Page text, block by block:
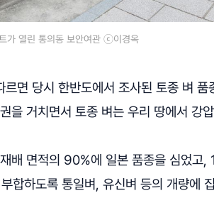
가 열린 통의동 보안여관 ⓒ이경옥
면 당시 한반도에서 조사된 토종 벼
을 거치면서 토종 벼는 우리 땅에서 강
배 면적의 90%에 일본 품종을 심었고,
합하도록 통일벼, 유신벼 등의 개량에